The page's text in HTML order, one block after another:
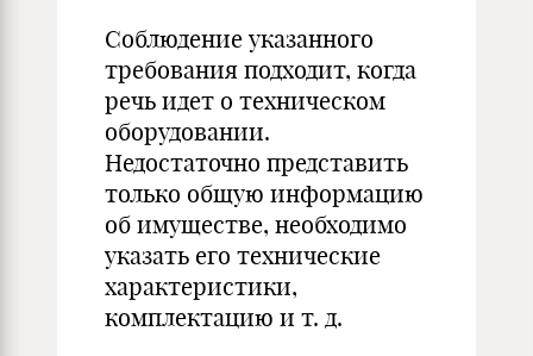
Соблюдение указанного
требования подходит, когда
речь идет о техническом
оборудовании.
Недостаточно представить
только общую информацию
об имуществе, необходимо
указать его технические
характеристики,
комплектацию и т. д.